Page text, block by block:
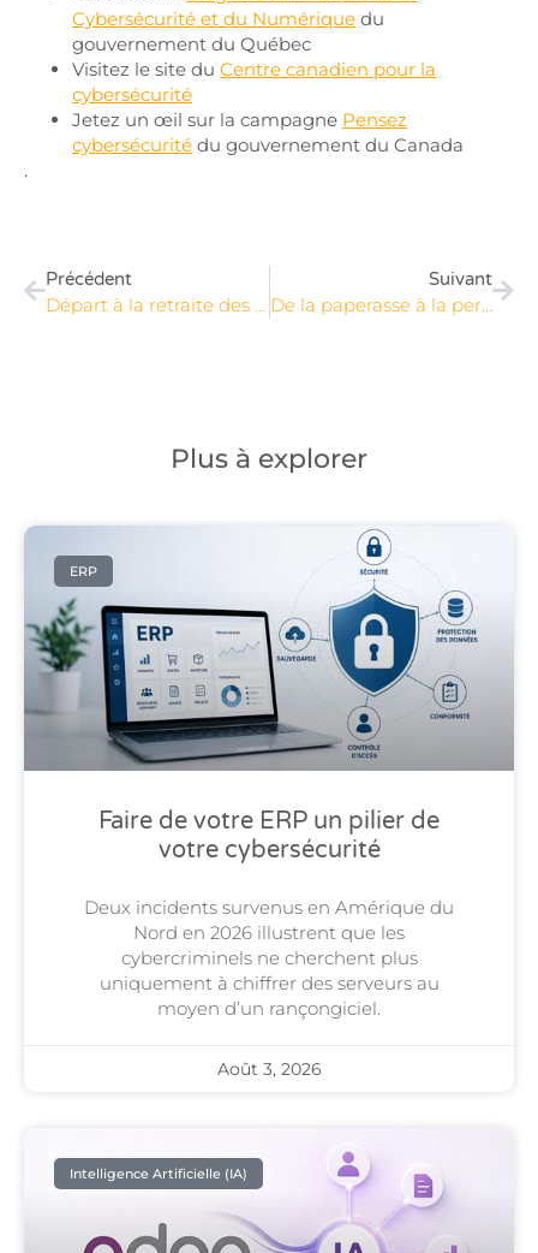
Cybersécurité et du Numérique du
gouvernement du Québec
Visitez le site du Centre canadien pour la
cybersécurité
Jetez un œil sur la campagne Pensez
cybersécurité du gouvernement du Canada
.
Précédent
Départ à la retraite des baby-boomers : comment désamorcer cette bombe à retardement?
Suivant
De la paperasse à la performance : comment les PME gagnent la course à la productivité grâce à l’automatisation
Plus à explorer
ERP
Faire de votre ERP un pilier de
votre cybersécurité
Deux incidents survenus en Amérique du
Nord en 2026 illustrent que les
cybercriminels ne cherchent plus
uniquement à chiffrer des serveurs au
moyen d’un rançongiciel.
Août 3, 2026
Intelligence Artificielle (IA)